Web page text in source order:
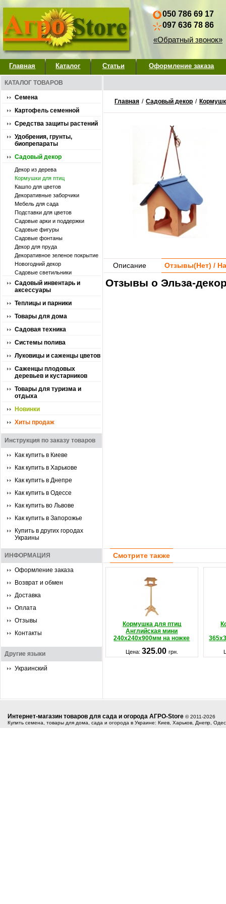
050 786 69 17
097 636 78 86
«Обратный звонок»
Главная Каталог Статьи Оформление заказа
КАТАЛОГ ТОВАРОВ
Семена
Картофель семенной
Средства защиты растений
Удобрения, грунты,
биопрепараты
Садовый декор
Декор из дерева
Кормушки для птиц
Кашпо для цветов
Декоративные заборчики
Мебель для сада
Подставки для цветов
Садовые арки и поддержки
Садовые фигуры
Садовые фонтаны
Декор для пруда
Декоративное зеленое покрытие
Новогодний декор
Садовые светильники
Садовый инвентарь и
аксессуары
Теплицы и парники
Товары для дома
Садовая техника
Системы полива
Луковицы и саженцы цветов
Саженцы плодовых
деревьев и кустарников
Товары для туризма и
отдыха
Новинки
Хиты продаж
Инструкция по заказу товаров
Как купить в Киеве
Как купить в Харькове
Как купить в Днепре
Как купить в Одессе
Как купить во Львове
Как купить в Запорожье
Купить в других городах
Украины
ИНФОРМАЦИЯ
Оформление заказа
Возврат и обмен
Доставка
Оплата
Отзывы
Контакты
Другие языки
Украинский
Главная / Садовый декор /
Описание Отзывы(Нет) /
Отзывы о Эльза-
Смотрите также
Кормушка для птиц
Английская мини
240х240х900мм на ножке
Цена: 325.00 грн.
Интернет-магазин товаров для сада и огорода АГРО-Store © 2011-2026
Купить семена, товары для дома, сада и огорода в Украине: Киев, Харьков, Днепр,